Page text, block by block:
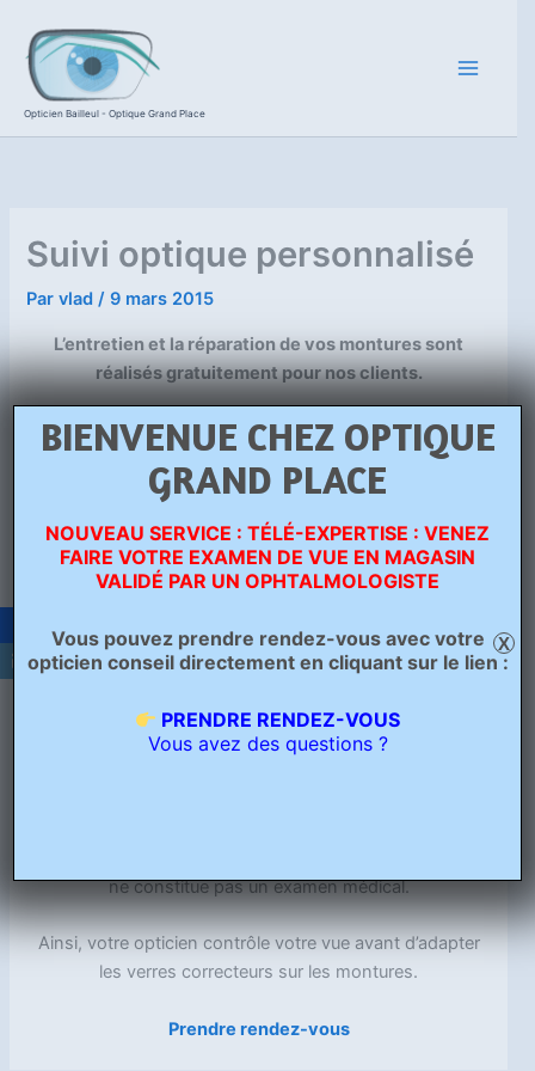
contenu
Opticien Bailleul - Optique Grand Place
Suivi optique personnalisé
Parvlad/9 mars 2015
L’entretien et la réparation de vos montures sont
réalisés gratuitement pour nos clients.
Vous bénéficiez d’un suivi personnalisé gratuit par
votre opticien : bilans visuel, contrôle de l’acuité visuel
régulier quand vous le souhaitez.
Dans le cadre de votre santé visuel votre opticien
vous accompagne par ses conseils et son
Les opticiens-lunetiers peuvent adapter, dans le cadre
de verres correcteurs datant de moins de trois ans dans
des conditions fixées par décret, à l’exclusion de celles
ne constitue pas un examen médical.
Ainsi, votre opticien contrôle votre vue avant d’adapter
les verres correcteurs sur les montures.
Prendre rendez-vous
BIENVENUE CHEZ OPTIQUE
GRAND PLACE
NOUVEAU SERVICE : TÉLÉ-EXPERTISE : VENEZ
FAIRE VOTRE EXAMEN DE VUE EN MAGASIN
VALIDÉ PAR UN OPHTALMOLOGISTE
Vous pouvez prendre rendez-vous avec votre
opticien conseil directement en cliquant sur le lien :
PRENDRE RENDEZ-VOUS
Vous avez des questions ?
X